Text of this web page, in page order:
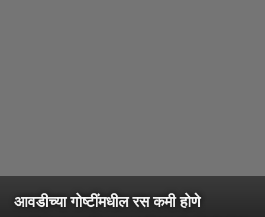
आवडीच्या गोष्टींमधील रस कमी होणे